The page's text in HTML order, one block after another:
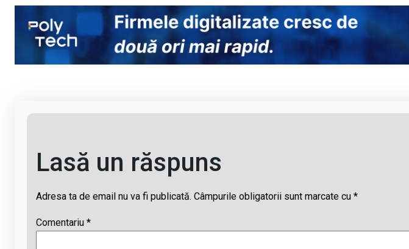
py
Li
n
k
ce
b
o
o
at
s
A
p
e
a
d
s
ail
Lasă un răspuns
Adresa ta de email nu va fi publicată. Câmpurile obligatorii sunt marcate cu *
Comentariu *